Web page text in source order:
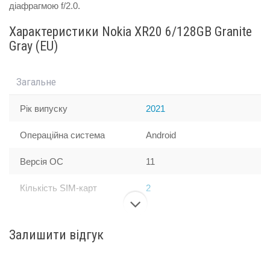
діафрагмою f/2.0.
Характеристики Nokia XR20 6/128GB Granite
Gray (EU)
Загальне
Рік випуску 2021
Операційна система Android
Версія ОС 11
Кількість SIM-карт 2
Ємність акумулятора,
Залишити відгук